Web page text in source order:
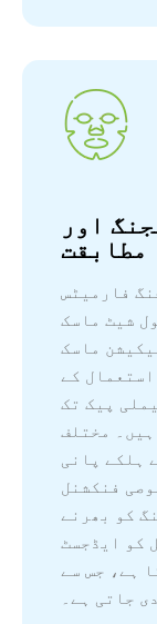
اور
مطابقت
فارمیٹس
شیٹ ماسک
ماسک
کے
پیک تک
مختلف
ہلکے پانی
فنکشنل
کو بھرنے
کو ایڈجسٹ
ہے، جس سے
جاتی ہے۔